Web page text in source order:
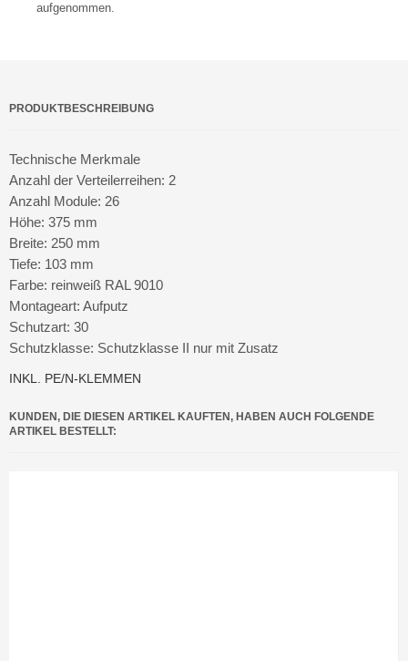
aufgenommen.
PRODUKTBESCHREIBUNG
Technische Merkmale
Anzahl der Verteilerreihen: 2
Anzahl Module: 26
Höhe: 375 mm
Breite: 250 mm
Tiefe: 103 mm
Farbe: reinweiß RAL 9010
Montageart: Aufputz
Schutzart: 30
Schutzklasse: Schutzklasse II nur mit Zusatz
INKL. PE/N-KLEMMEN
KUNDEN, DIE DIESEN ARTIKEL KAUFTEN, HABEN AUCH FOLGENDE
ARTIKEL BESTELLT: